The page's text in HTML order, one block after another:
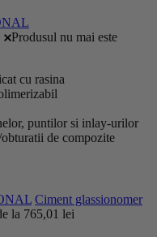
Produsul nu mai este
cu rasina
puntilor si inlay-urilor
de compozite
Ciment glassionomer
la 765,01 lei